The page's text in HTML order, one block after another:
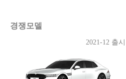
경쟁모델
2021-12 출시